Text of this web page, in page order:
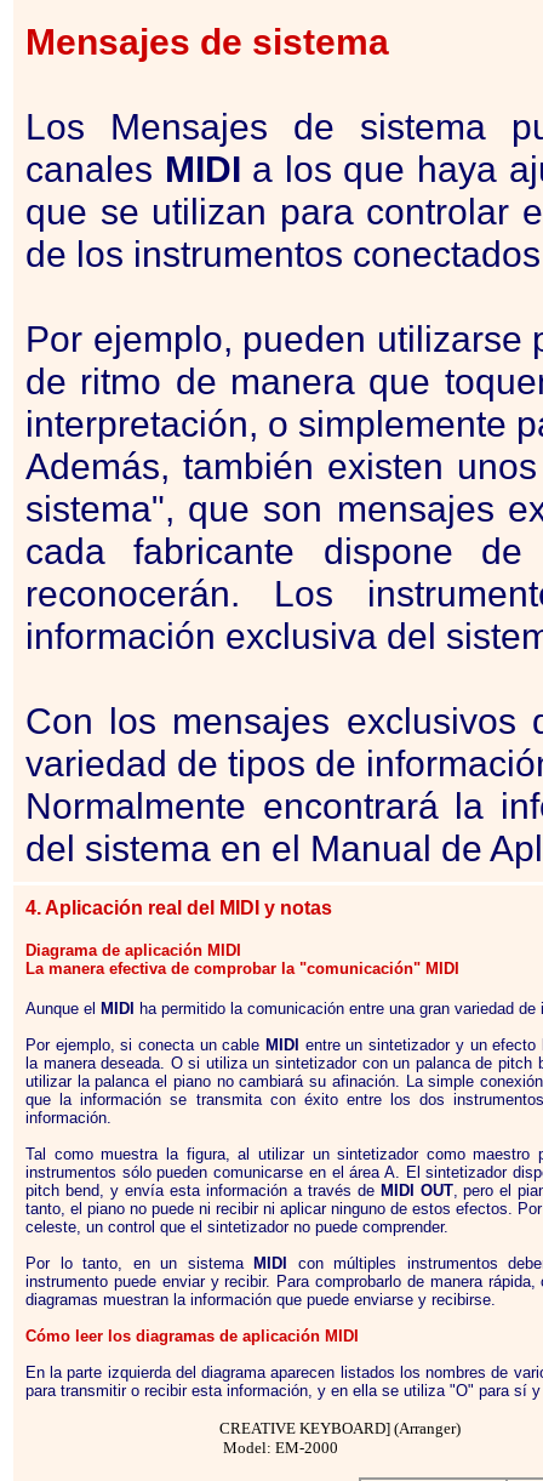
Mensajes de sistema
Los Mensajes de sistema
canales MIDI a los que haya
que se utilizan para controlar
de los instrumentos
Por ejemplo, pueden
de ritmo de manera que
interpretación, o simplemente
Además, también existen
sistema", que son mensajes
cada fabricante dispone
reconocerán. Los
información exclusiva del
Con los mensajes exclusivos
variedad de tipos de
Normalmente encontrará la
del sistema en el Manual de
4. Aplicación real del MIDI y notas
Diagrama de aplicación MIDI
La manera efectiva de comprobar la "comunicación" MIDI
Aunque el MIDI
ha permitido la comunicación entre una gran variedad
Por ejemplo, si conecta un cable MIDI entre un sintetizador y un efecto
la manera deseada. O si utiliza un sintetizador con un palanca de pitch
utilizar la palanca el piano no cambiará su afinación. La simple
que la información se transmita con éxito entre los dos
información.
Tal como muestra la figura, al utilizar un sintetizador como maestro
instrumentos sólo pueden comunicarse en el área A. El sintetizador
pitch bend, y envía esta información a través de MIDI OUT, pero el
tanto, el piano no puede ni recibir ni aplicar ninguno de estos efectos.
celeste, un control que el sintetizador no puede comprender.
Por lo tanto, en un sistema MIDI
con múltiples instrumentos
instrumento puede enviar y recibir. Para comprobarlo de manera
diagramas muestran la información que puede enviarse y recibirse.
Cómo leer los diagramas de aplicación MIDI
En la parte izquierda del diagrama aparecen listados los nombres de
para transmitir o recibir esta información, y en ella se utiliza "O" para sí
CREATIVE KEYBOARD]
Model: EM-2000